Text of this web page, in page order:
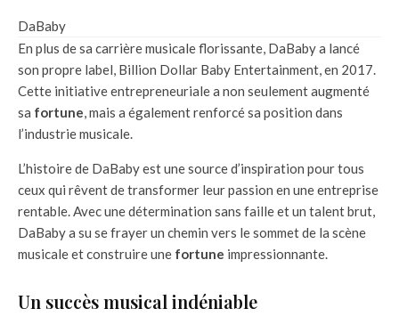
DaBaby
En plus de sa carrière musicale florissante, DaBaby a lancé
son propre label, Billion Dollar Baby Entertainment, en 2017.
Cette initiative entrepreneuriale a non seulement augmenté
sa fortune , mais a également renforcé sa position dans
l’industrie musicale.
L’histoire de DaBaby est une source d’inspiration pour tous
ceux qui rêvent de transformer leur passion en une entreprise
rentable. Avec une détermination sans faille et un talent brut,
DaBaby a su se frayer un chemin vers le sommet de la scène
musicale et construire une fortune impressionnante.
Un succès musical indéniable